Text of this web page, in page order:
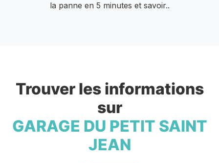
la panne en 5 minutes et savoir..
Trouver les informations
sur
GARAGE DU PETIT SAINT
JEAN